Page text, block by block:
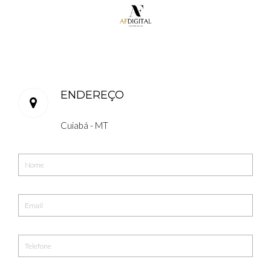
ENDEREÇO
Cuiabá - MT